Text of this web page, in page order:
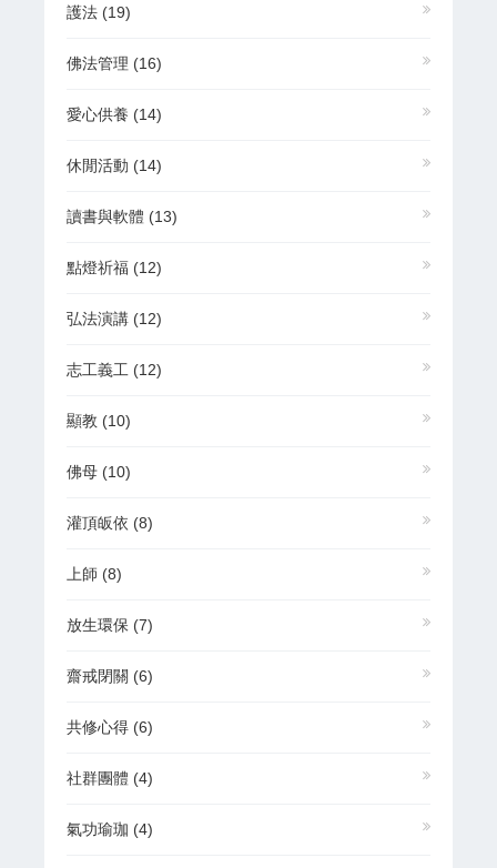
護法 (19)
佛法管理 (16)
愛心供養 (14)
休閒活動 (14)
讀書與軟體 (13)
點燈祈福 (12)
弘法演講 (12)
志工義工 (12)
顯教 (10)
佛母 (10)
灌頂皈依 (8)
上師 (8)
放生環保 (7)
齋戒閉關 (6)
共修心得 (6)
社群團體 (4)
氣功瑜珈 (4)